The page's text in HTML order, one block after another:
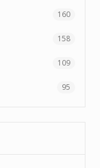
160
158
109
95